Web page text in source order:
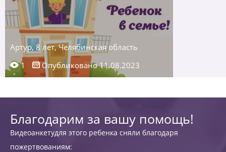
Артур, 8 лет, Челябинская область
1
Опубликовано 11.08.2023
Благодарим за вашу помощь!
Видеоанкетудля этого ребенка сняли благодаря
пожертвованиям: